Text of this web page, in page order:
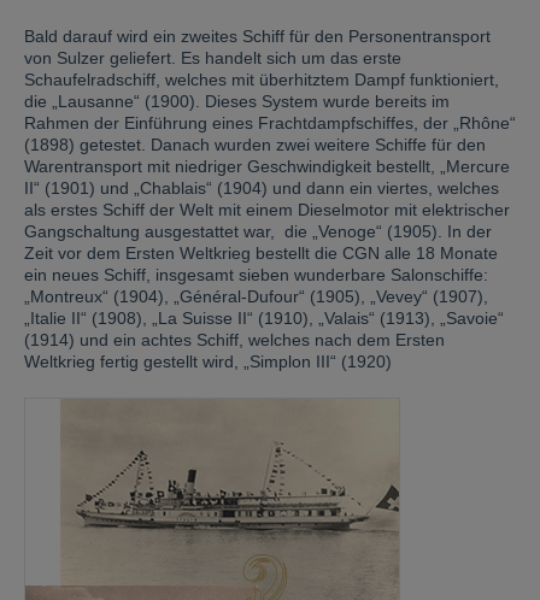
Bald darauf wird ein zweites Schiff für den Personentransport
von Sulzer geliefert. Es handelt sich um das erste
Schaufelradschiff, welches mit überhitztem Dampf funktioniert,
die „Lausanne“ (1900). Dieses System wurde bereits im
Rahmen der Einführung eines Frachtdampfschiffes, der „Rhône“
(1898) getestet. Danach wurden zwei weitere Schiffe für den
Warentransport mit niedriger Geschwindigkeit bestellt, „Mercure
II“ (1901) und „Chablais“ (1904) und dann ein viertes, welches
als erstes Schiff der Welt mit einem Dieselmotor mit elektrischer
Gangschaltung ausgestattet war, die „Venoge“ (1905). In der
Zeit vor dem Ersten Weltkrieg bestellt die CGN alle 18 Monate
ein neues Schiff, insgesamt sieben wunderbare Salonschiffe:
„Montreux“ (1904), „Général-Dufour“ (1905), „Vevey“ (1907),
„Italie II“ (1908), „La Suisse II“ (1910), „Valais“ (1913), „Savoie“
(1914) und ein achtes Schiff, welches nach dem Ersten
Weltkrieg fertig gestellt wird, „Simplon III“ (1920)